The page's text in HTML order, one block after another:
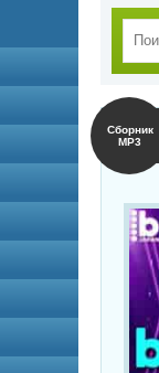
Сборник
MP3